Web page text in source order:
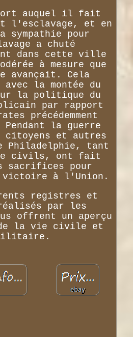
auquel il fait
l'esclavage, et en
pour
a chuté
dans cette ville
à mesure que
avançait. Cela
la montée du
la politique du
par rapport
précédemment
la guerre
et autres
Philadelphie, tant
civils, ont fait
sacrifices pour
victoire à l'Union.
registres et
par les
offrent un aperçu
la vie civile et